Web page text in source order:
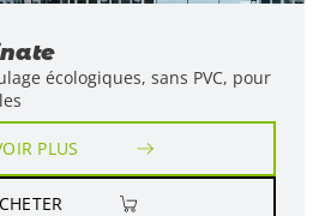
écologiques, sans PVC, pour
PLUS